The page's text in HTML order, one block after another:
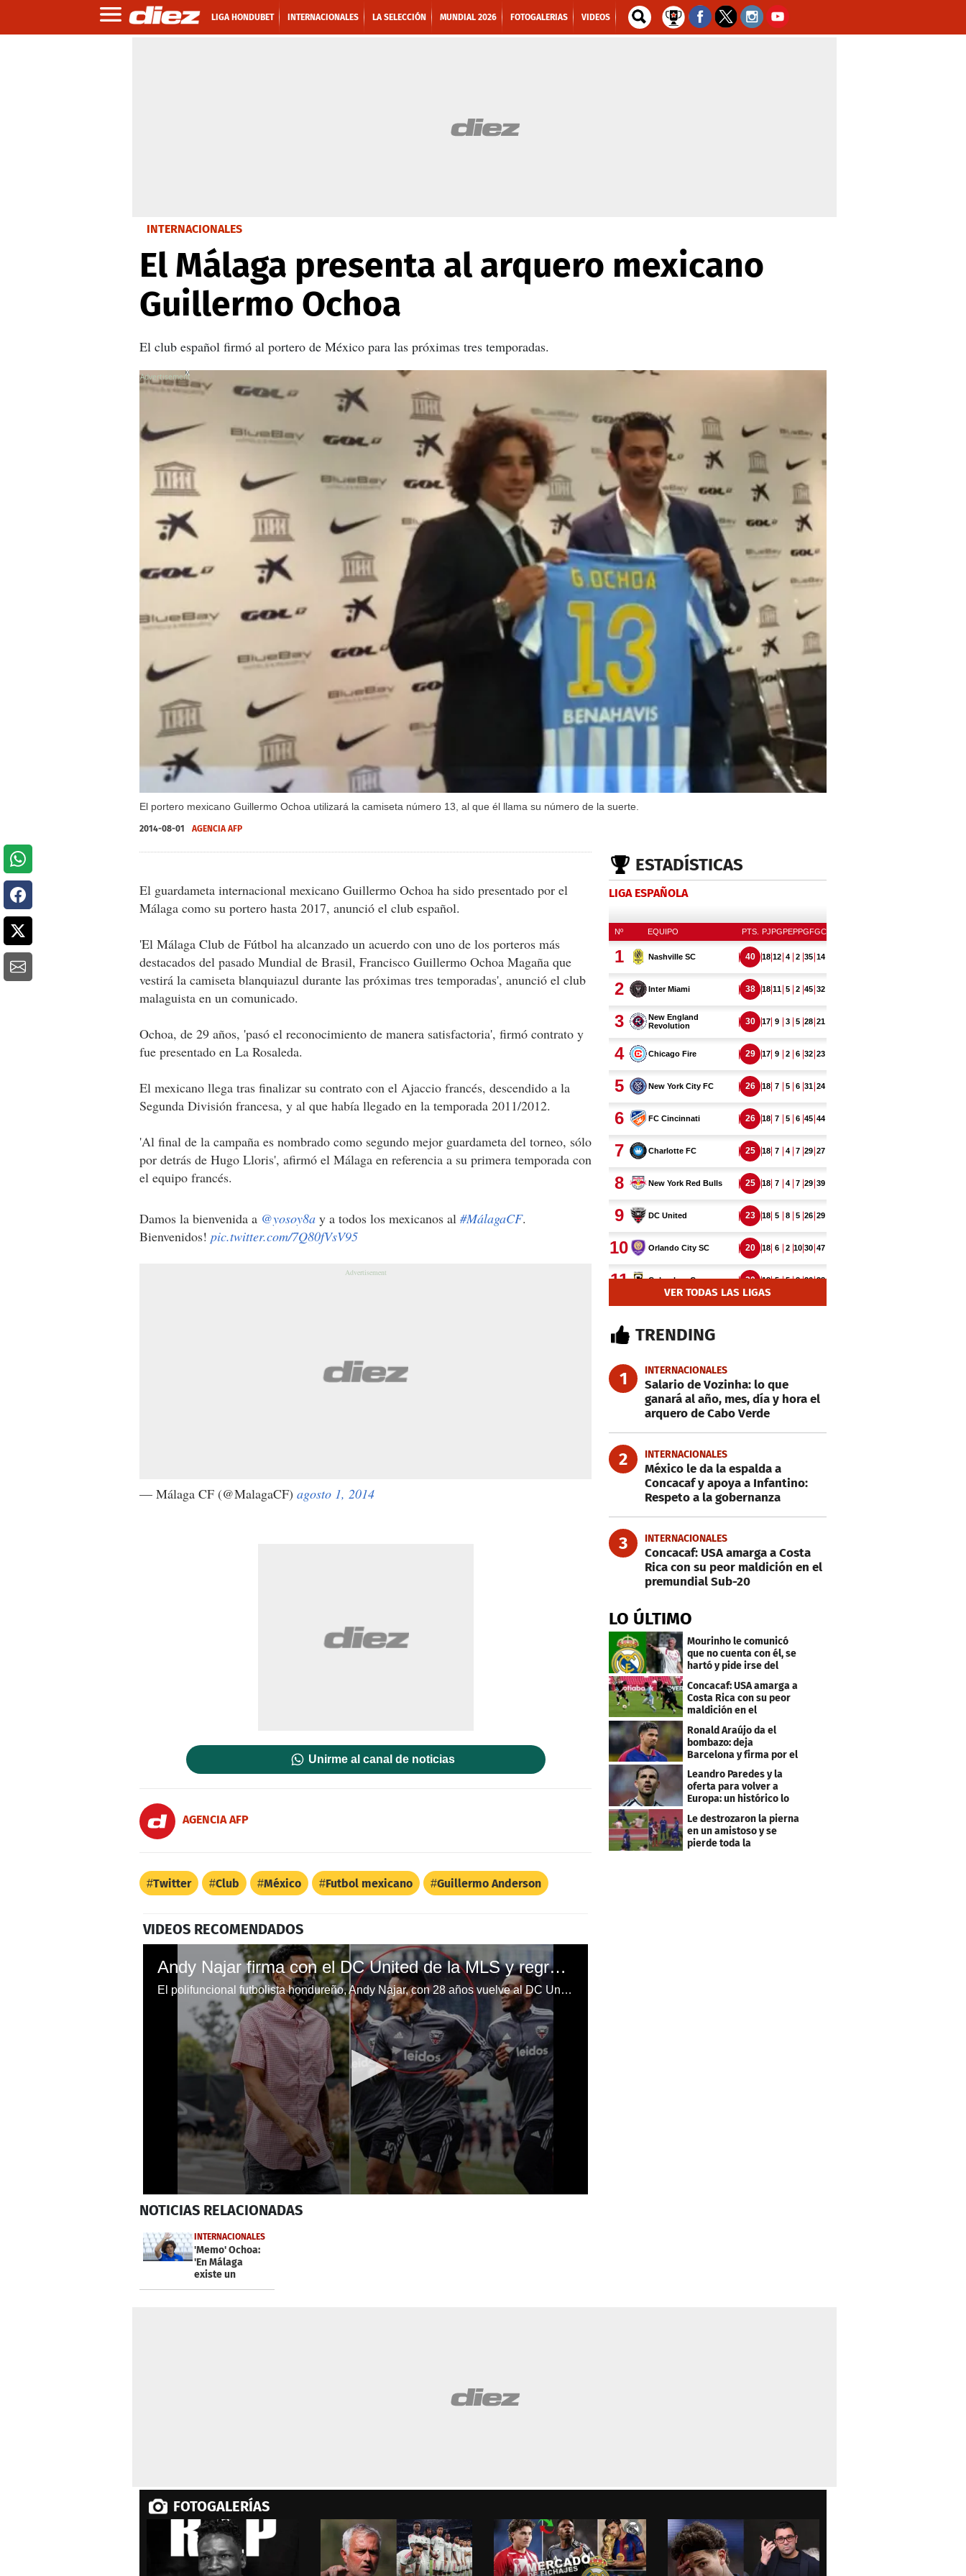
LIGA HONDUBET INTERNACIONALES LA SELECCIÓN MUNDIAL 2026 FOTOGALERIAS VIDEOS
INTERNACIONALES
El Málaga presenta al arquero mexicano
Guillermo Ochoa
El club español firmó al portero de México para las próximas tres temporadas.
El portero mexicano Guillermo Ochoa utilizará la camiseta número 13, al que él llama su número de la suerte.
X
2014-08-01 AGENCIA AFP
El guardameta internacional mexicano Guillermo Ochoa ha sido presentado por el
Málaga como su portero hasta 2017, anunció el club español.
'El Málaga Club de Fútbol ha alcanzado un acuerdo con uno de los porteros más
destacados del pasado Mundial de Brasil, Francisco Guillermo Ochoa Magaña que
vestirá la camiseta blanquiazul durante las próximas tres temporadas', anunció el club
malaguista en un comunicado.
Ochoa, de 29 años, 'pasó el reconocimiento de manera satisfactoria', firmó contrato y
fue presentado en La Rosaleda.
El mexicano llega tras finalizar su contrato con el Ajaccio francés, descendido a la
Segunda División francesa, y al que había llegado en la temporada 2011/2012.
'Al final de la campaña es nombrado como segundo mejor guardameta del torneo, sólo
por detrás de Hugo Lloris', afirmó el Málaga en referencia a su primera temporada con
el equipo francés.
Damos la bienvenida a @yosoy8a y a todos los mexicanos al #MálagaCF.
Bienvenidos! pic.twitter.com/7Q80fVsV95
— Málaga CF (@MalagaCF) agosto 1, 2014
Unirme al canal de noticias
AGENCIA AFP
Twitter Club México Futbol mexicano Guillermo Anderson
VIDEOS RECOMENDADOS
Andy Najar firma con el DC United de la MLS y regresa al club ocho años después
El polifuncional futbolista hondureño, Andy Najar, con 28 años vuelve al DC United. Donde todo comenzó.
seconds
1
minute,
54
Volume
NOTICIAS RELACIONADAS
INTERNACIONALES
'Memo' Ochoa:
'En Málaga
existe un
proyecto
ESTADÍSTICAS
LIGA ESPAÑOLA
VER TODAS LAS LIGAS
TRENDING
1 INTERNACIONALES
Salario de Vozinha: lo que
ganará al año, mes, día y hora el
arquero de Cabo Verde
2 INTERNACIONALES
México le da la espalda a
Concacaf y apoya a Infantino:
Respeto a la gobernanza
3 INTERNACIONALES
Concacaf: USA amarga a Costa
Rica con su peor maldición en el
premundial Sub-20
LO ÚLTIMO
Mourinho le comunicó
que no cuenta con él, se
hartó y pide irse del
Concacaf: USA amarga a
Costa Rica con su peor
maldición en el
premundial Sub-20
Ronald Araújo da el
bombazo: deja
Barcelona y firma por el
club menos pensado
Leandro Paredes y la
oferta para volver a
Europa: un histórico lo
Le destrozaron la pierna
en un amistoso y se
pierde toda la
FOTOGALERÍAS